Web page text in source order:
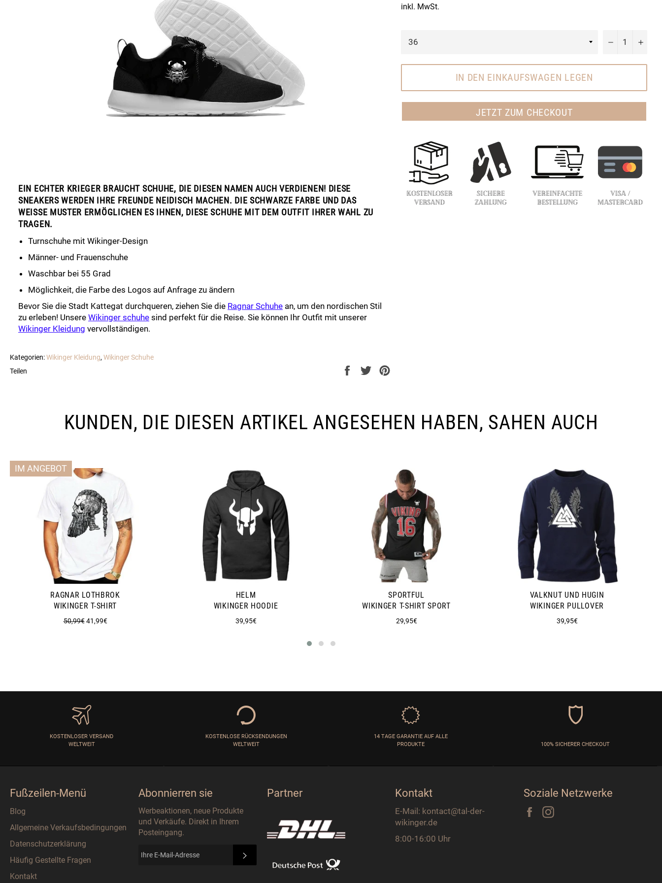
EIN ECHTER KRIEGER BRAUCHT SCHUHE, DIE DIESEN NAMEN AUCH VERDIENEN! DIESE
SNEAKERS WERDEN IHRE FREUNDE NEIDISCH MACHEN. DIE SCHWARZE FARBE UND DAS
WEISSE MUSTER ERMÖGLICHEN ES IHNEN, DIESE SCHUHE MIT DEM OUTFIT IHRER WAHL ZU T
RAGEN.
Turnschuhe mit Wikinger-Design
Männer- und Frauenschuhe
Waschbar bei 55 Grad
Möglichkeit, die Farbe des Logos auf Anfrage zu ändern
Bevor Sie die Stadt Kattegat durchqueren, ziehen Sie die Ragnar Schuhe an, um den nordischen Stil
zu erleben! Unsere Wikinger schuhe sind perfekt für die Reise. Sie können Ihr Outfit mit unserer
Wikinger Kleidung vervollständigen.
Kategorien:Wikinger Kleidung, Wikinger Schuhe
Teilen
Auf
Auf
inkl. MwSt.
− +
IN DEN EINKAUFSWAGEN LEGEN
JETZT ZUM CHECKOUT
KUNDEN, DIE DIESEN ARTIKEL ANGESEHEN HABEN, SAHEN AUCH
RAGNAR LOTHBROK
WIKINGER T-SHIRT
Normaler
50,99€Sonderpreis
41,99€
IM ANGEBOT
HELM
WIKINGER HOODIE
Normaler
39,95€
SPORTFUL
WIKINGER T-SHIRT SPORT
Normaler
29,95€
VALKNUT UND HUGIN
WIKINGER PULLOVER
Normaler
39,95€
KOSTENLOSER VERSAND
WELTWEIT
KOSTENLOSE RÜCKSENDUNGEN
WELTWEIT
14 TAGE GARANTIE AUF ALLE
PRODUKTE
100% SICHERER CHECKOUT
Fußzeilen-Menü
Blog
Allgemeine Verkaufsbedingungen
Datenschutzerklärung
Häufig Gestellte Fragen
Kontakt
Abonnierren sie
Werbeaktionen, neue Produkte
und Verkäufe. Direkt in Ihrem
Posteingang.
Partner Kontakt
E-Mail: kontact@tal-der-
wikinger.de
8:00-16:00 Uhr
Soziale Netzwerke
Facebook